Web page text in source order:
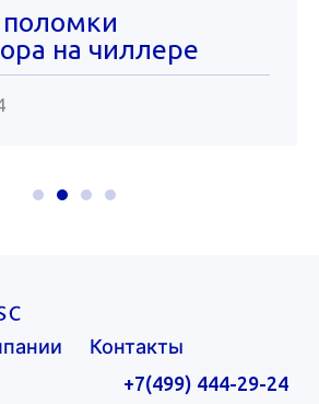
на чиллере
Контакты
+7(499) 444-29-24